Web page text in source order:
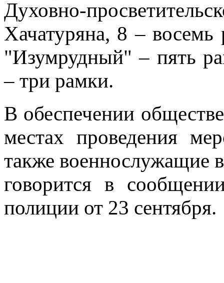
Духовно-
Хачатуряна, 8 –
"Изумрудный" – пять
– три рамки.
В обеспечении
местах проведения
также военнослужащие
говорится в
полиции от 23 сентября.